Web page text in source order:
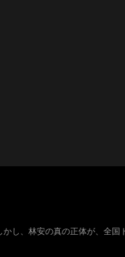
し、林安の真の正体が、全